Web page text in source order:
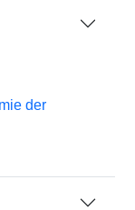
der